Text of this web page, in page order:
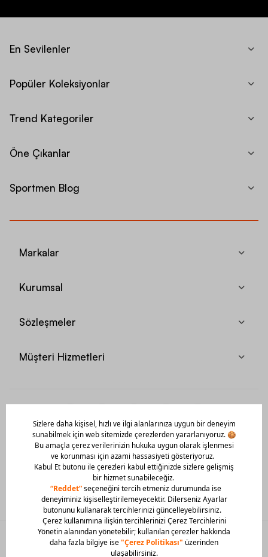
En Sevilenler
Popüler Koleksiyonlar
Trend Kategoriler
Öne Çıkanlar
Sportmen Blog
Markalar
Kurumsal
Sözleşmeler
Müşteri Hizmetleri
Mobil Uygulamamızı Hemen İndir!